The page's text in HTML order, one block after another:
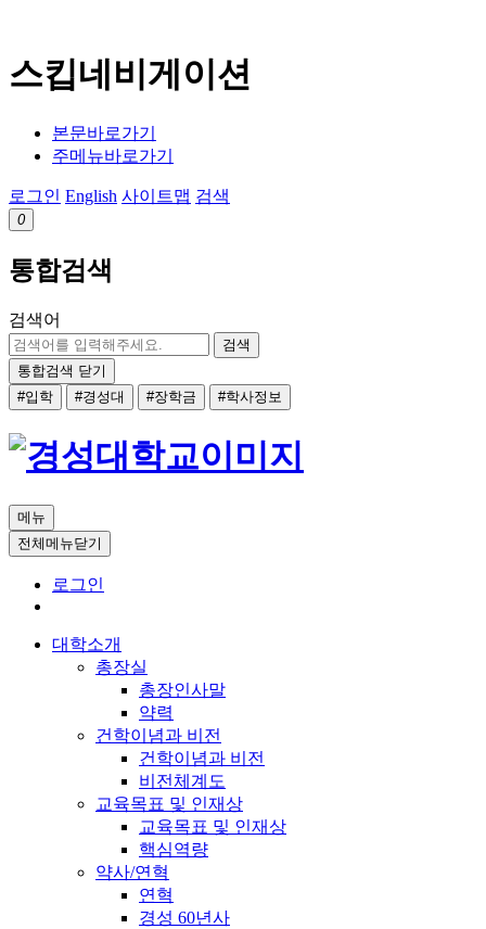
스킵네비게이션
본문바로가기
주메뉴바로가기
로그인 English 사이트맵 검색
0
통합검색
검색어
검색
통합검색 닫기
#입학
#경성대 #장학금 #학사정보
메뉴
전체메뉴닫기
로그인
대학소개
총장실
총장인사말
약력
건학이념과 비전
건학이념과 비전
비전체계도
교육목표 및 인재상
교육목표 및 인재상
핵심역량
약사/연혁
연혁
경성 60년사